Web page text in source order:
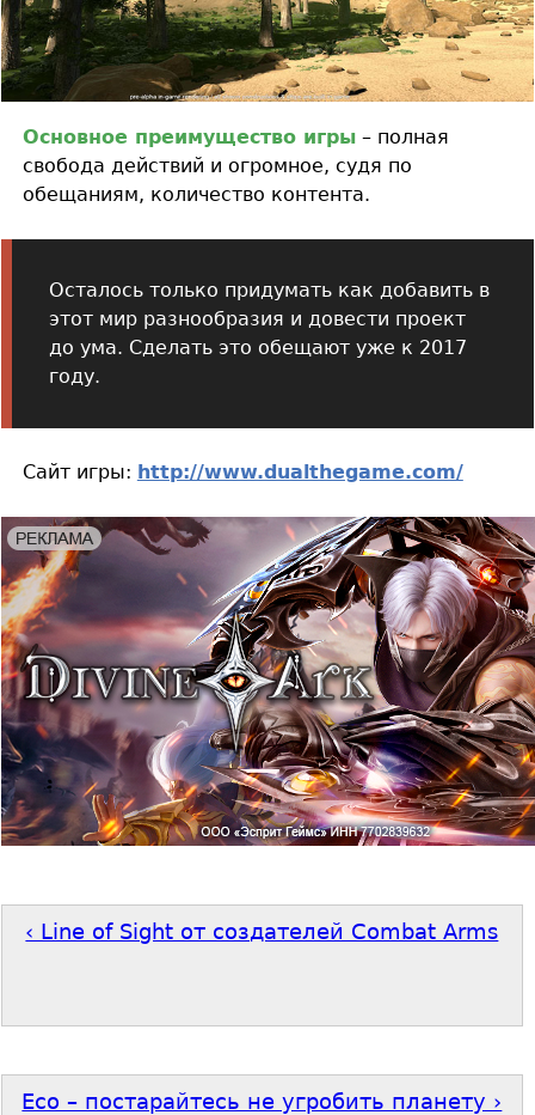
Основное преимущество игры– полная
свобода действий и огромное, судя по
обещаниям, количество контента.
Осталось только придумать как добавить в
этот мир разнообразия и довести проект
до ума. Сделать это обещают уже к 2017
году.
Сайт игры: http://www.dualthegame.com/
‹ Line of Sight от создателей Combat Arms
Eco – постарайтесь не угробить планету ›